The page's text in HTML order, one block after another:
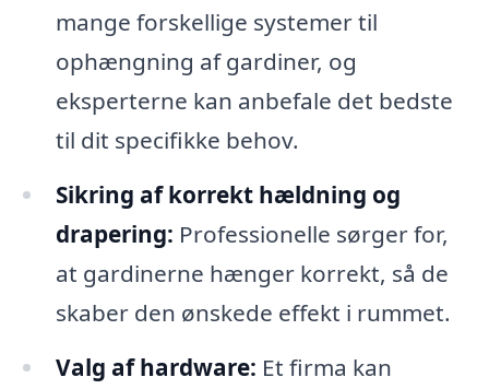
mange forskellige systemer til
ophængning af gardiner, og
eksperterne kan anbefale det bedste
til dit specifikke behov.
Sikring af korrekt hældning og
drapering: Professionelle sørger for,
at gardinerne hænger korrekt, så de
skaber den ønskede effekt i rummet.
Valg af hardware: Et firma kan